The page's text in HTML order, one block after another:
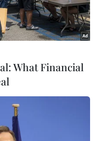
What Financial